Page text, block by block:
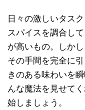
日々の激しいタス
スパイスを調合し
が高いもの。しか
その手間を完全に
きのある味わいを
んな魔法を見せて
始しましょう。